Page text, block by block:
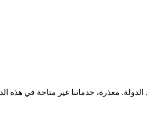
معذرة، خدماتنا غير متاحة في هذه